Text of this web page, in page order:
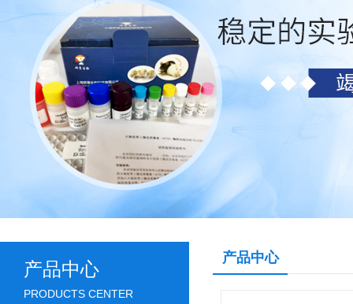
产品中心
PRODUCTS CENTER
产品中心